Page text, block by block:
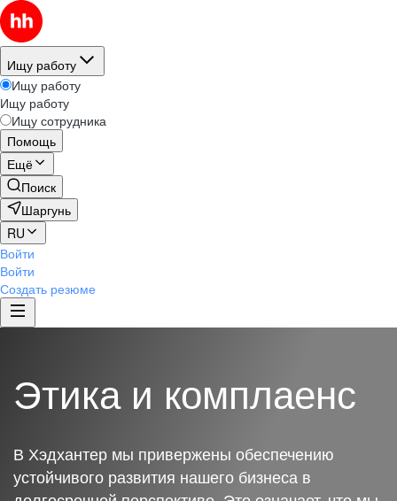
Ищу работу
Ищу работу
Ищу работу
Ищу сотрудника
Помощь
Ещё
Поиск
Шаргунь
RU
Войти
Войти
Создать резюме
Этика и комплаенс
В Хэдхантер мы привержены обеспечению
устойчивого развития нашего бизнеса в